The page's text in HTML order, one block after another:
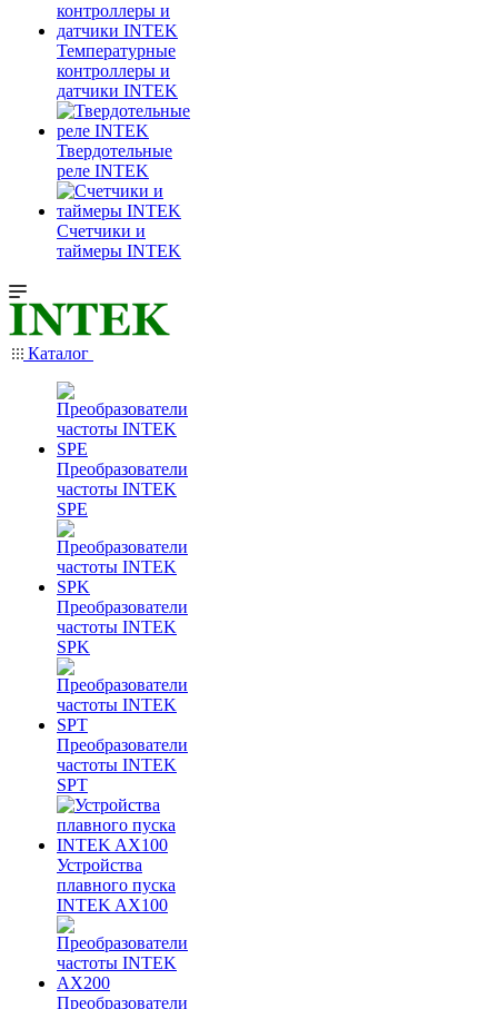
Температурные
контроллеры и
датчики INTEK
Твердотельные
реле INTEK
Счетчики и
таймеры INTEK
Каталог
Преобразователи
частоты INTEK
SPE
Преобразователи
частоты INTEK
SPK
Преобразователи
частоты INTEK
SPT
Устройства
плавного пуска
INTEK AX100
Преобразователи